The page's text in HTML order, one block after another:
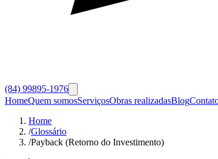
(84) 99895-1976
HomeQuem somosServiçosObras realizadasBlog
Home
/Glossário
/Payback (Retorno do Investimento)